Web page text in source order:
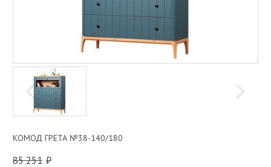
КОМОД ГРЕТА №38-140/180
85 251